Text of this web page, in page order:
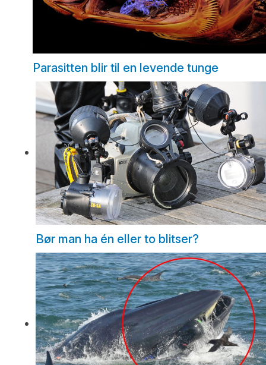
Parasitten blir til en levende tunge
Bør man ha én eller to blitser?